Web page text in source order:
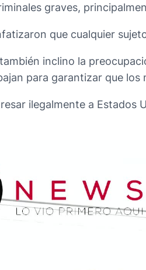
graves,
que cualquier
inclino la
para garantizar que
ilegalmente a